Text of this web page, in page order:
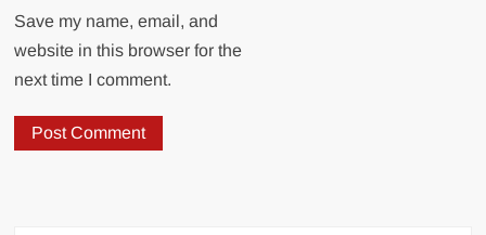
Save my name, email, and
website in this browser for the
next time I comment.